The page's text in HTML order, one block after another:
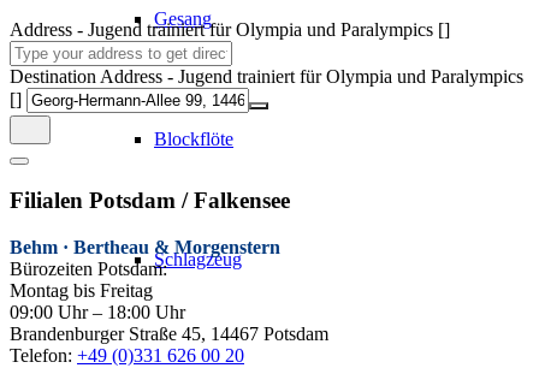
Gesang
Blockflöte
Schlagzeug
Address - Jugend trainiert für Olympia und Paralympics []
Destination Address - Jugend trainiert für Olympia und Paralympics
[]
Filialen Potsdam / Falkensee
Behm · Bertheau & Morgenstern
Bürozeiten Potsdam:
Montag bis Freitag
09:00 Uhr – 18:00 Uhr
Brandenburger Straße 45, 14467 Potsdam
Telefon: +49 (0)331 626 00 20